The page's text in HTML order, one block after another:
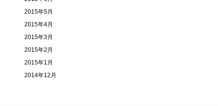
2015年5月
2015年4月
2015年3月
2015年2月
2015年1月
2014年12月